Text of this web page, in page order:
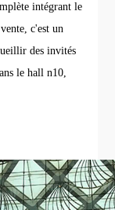
intégrant le
c'est un
des invités
le hall n10,